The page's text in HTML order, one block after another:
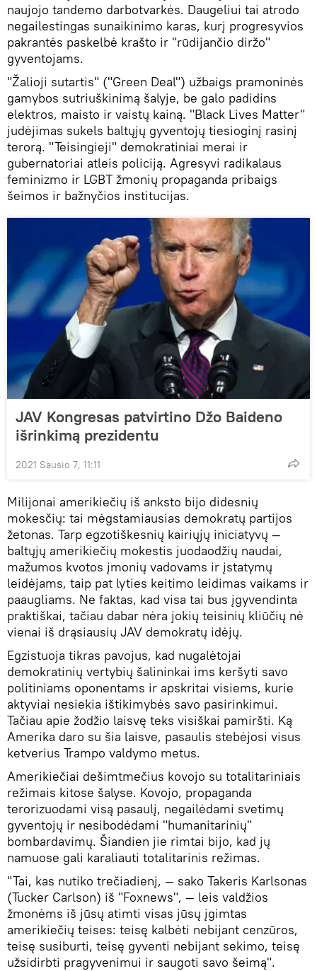
naujojo tandemo darbotvarkės. Daugeliui tai atrodo
negailestingas sunaikinimo karas, kurį progresyvios
pakrantės paskelbė krašto ir "rūdijančio diržo"
gyventojams.
"Žalioji sutartis" ("Green Deal") užbaigs pramoninės
gamybos sutriuškinimą šalyje, be galo padidins
elektros, maisto ir vaistų kainą. "Black Lives Matter"
judėjimas sukels baltųjų gyventojų tiesioginį rasinį
terorą. "Teisingieji" demokratiniai merai ir
gubernatoriai atleis policiją. Agresyvi radikalaus
feminizmo ir LGBT žmonių propaganda pribaigs
šeimos ir bažnyčios institucijas.
JAV Kongresas patvirtino Džo Baideno
išrinkimą prezidentu
2021 Sausio 7, 11:11
Milijonai amerikiečių iš anksto bijo didesnių
mokesčių: tai mėgstamiausias demokratų partijos
žetonas. Tarp egzotiškesnių kairiųjų iniciatyvų —
baltųjų amerikiečių mokestis juodaodžių naudai,
mažumos kvotos įmonių vadovams ir įstatymų
leidėjams, taip pat lyties keitimo leidimas vaikams ir
paaugliams. Ne faktas, kad visa tai bus įgyvendinta
praktiškai, tačiau dabar nėra jokių teisinių kliūčių nė
vienai iš drąsiausių JAV demokratų idėjų.
Egzistuoja tikras pavojus, kad nugalėtojai
demokratinių vertybių šalininkai ims keršyti savo
politiniams oponentams ir apskritai visiems, kurie
aktyviai nesiekia ištikimybės savo pasirinkimui.
Tačiau apie žodžio laisvę teks visiškai pamiršti. Ką
Amerika daro su šia laisve, pasaulis stebėjosi visus
ketverius Trampo valdymo metus.
Amerikiečiai dešimtmečius kovojo su totalitariniais
režimais kitose šalyse. Kovojo, propaganda
terorizuodami visą pasaulį, negailėdami svetimų
gyventojų ir nesibodėdami "humanitarinių"
bombardavimų. Šiandien jie rimtai bijo, kad jų
namuose gali karaliauti totalitarinis režimas.
"Tai, kas nutiko trečiadienį, — sako Takeris Karlsonas
(Tucker Carlson) iš "Foxnews", — leis valdžios
žmonėms iš jūsų atimti visas jūsų įgimtas
amerikiečių teises: teisę kalbėti nebijant cenzūros,
teisę susiburti, teisę gyventi nebijant sekimo, teisę
užsidirbti pragyvenimui ir saugoti savo šeimą".